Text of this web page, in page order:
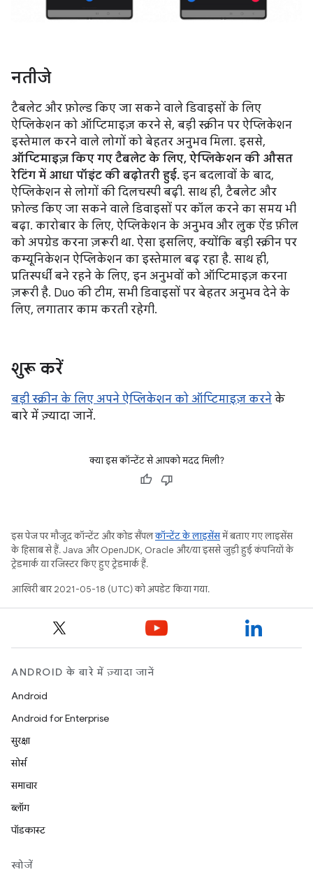
नतीजे
टैबलेट और फ़ोल्ड किए जा सकने वाले डिवाइसों के लिए
ऐप्लिकेशन को ऑप्टिमाइज़ करने से, बड़ी स्क्रीन पर ऐप्लिकेशन
इस्तेमाल करने वाले लोगों को बेहतर अनुभव मिला. इससे,
ऑप्टिमाइज़ किए गए टैबलेट के लिए, ऐप्लिकेशन की औसत
रेटिंग में आधा पॉइंट की बढ़ोतरी हुई. इन बदलावों के बाद,
ऐप्लिकेशन से लोगों की दिलचस्पी बढ़ी. साथ ही, टैबलेट और
फ़ोल्ड किए जा सकने वाले डिवाइसों पर कॉल करने का समय भी
बढ़ा. कारोबार के लिए, ऐप्लिकेशन के अनुभव और लुक ऐंड फ़ील
को अपग्रेड करना ज़रूरी था. ऐसा इसलिए, क्योंकि बड़ी स्क्रीन पर
कम्यूनिकेशन ऐप्लिकेशन का इस्तेमाल बढ़ रहा है. साथ ही,
प्रतिस्पर्धी बने रहने के लिए, इन अनुभवों को ऑप्टिमाइज़ करना
ज़रूरी है. Duo की टीम, सभी डिवाइसों पर बेहतर अनुभव देने के
लिए, लगातार काम करती रहेगी.
शुरू करें
बड़ी स्क्रीन के लिए अपने ऐप्लिकेशन को ऑप्टिमाइज़ करने के
बारे में ज़्यादा जानें.
क्या इस कॉन्टेंट से आपको मदद मिली?
इस पेज पर मौजूद कॉन्टेंट और कोड सैंपलकॉन्टेंट के लाइसेंसमें बताए गए लाइसेंस
के हिसाब से हैं. Java और OpenJDK, Oracle और/या इससे जुड़ी हुई कंपनियों के
ट्रेडमार्क या रजिस्टर किए हुए ट्रेडमार्क हैं.
आखिरी बार 2021-05-18 (UTC) को अपडेट किया गया.
ANDROID के बारे में ज़्यादा जानें
Android
Android for Enterprise
सुरक्षा
सोर्स
समाचार
ब्लॉग
पॉडकास्ट
खोजें